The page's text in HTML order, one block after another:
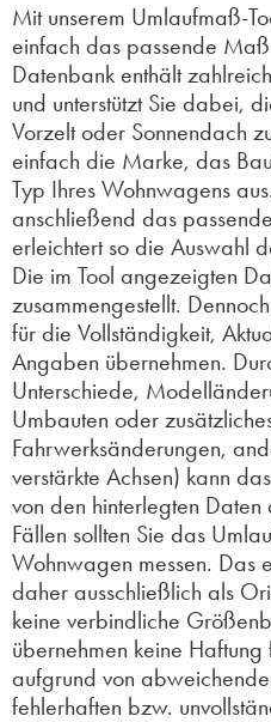
Mit unserem Umlaufmaß-
einfach das passende
Datenbank enthält
und unterstützt Sie dabei,
Vorzelt oder Sonnendach
einfach die Marke, das
Typ Ihres Wohnwagens
anschließend das
erleichtert so die Auswahl
Die im Tool angezeigten
zusammengestellt.
für die Vollständigkeit,
Angaben übernehmen.
Unterschiede,
Umbauten oder
Fahrwerksänderungen,
verstärkte Achsen) kann
von den hinterlegten
Fällen sollten Sie das
Wohnwagen messen. Das
daher ausschließlich als
keine verbindliche
übernehmen keine
aufgrund von
fehlerhaften bzw.